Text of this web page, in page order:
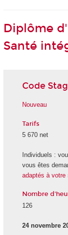
Diplôme
Santé
Code
Nouveau
Tarifs
5 670 net
Individuels :
vous êtes
adaptés à votre
Nombre
126
24 novembre